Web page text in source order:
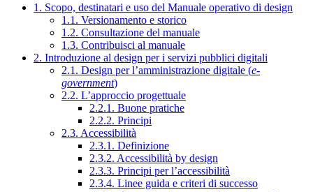
1. Scopo, destinatari e uso del Manuale operativo di design
1.1. Versionamento e storico
1.2. Consultazione del manuale
1.3. Contribuisci al manuale
2. Introduzione al design per i servizi pubblici digitali
2.1. Design per l’amministrazione digitale (e-
government)
2.2. L’approccio progettuale
2.2.1. Buone pratiche
2.2.2. Principi
2.3. Accessibilità
2.3.1. Definizione
2.3.2. Accessibilità by design
2.3.3. Principi per l’accessibilità
2.3.4. Linee guida e criteri di successo